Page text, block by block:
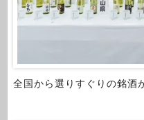
全国から選りすぐりの銘酒